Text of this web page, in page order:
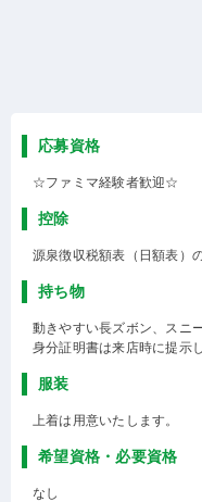
応募資格
☆ファミマ経験者歓迎☆
控除
源泉徴収税額表（日額表）
持ち物
動きやすい長ズボン、スニ
身分証明書は来店時に提示
服装
上着は用意いたします。
希望資格・必要資格
なし